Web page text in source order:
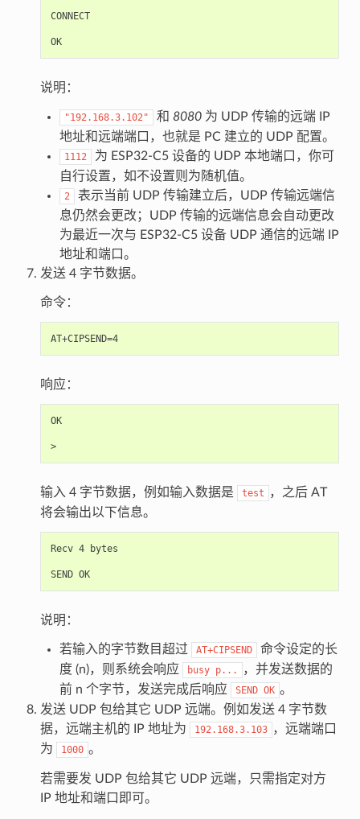
CONNECT
OK
说明：
"192.168.3.102" 和 8080为 UDP 传输的远端 IP
地址和远端端口，也就是 PC 建立的 UDP 配置。
1112
为 ESP32-C5 设备的 UDP 本地端口，你可
自行设置，如不设置则为随机值。
2
表示当前 UDP 传输建立后，UDP 传输远端信
息仍然会更改；UDP 传输的远端信息会自动更改
为最近一次与 ESP32-C5 设备 UDP 通信的远端 IP
地址和端口。
发送 4 字节数据。
命令：
AT+CIPSEND=4
响应：
OK
>
输入 4 字节数据，例如输入数据是 test
，之后 AT
将会输出以下信息。
Recv 4 bytes
SEND OK
说明：
若输入的字节数目超过 AT+CIPSEND
命令设定的长
度 (n)，则系统会响应
busy p...
，并发送数据的
前 n 个字节，发送完成后响应
SEND OK 。
发送 UDP 包给其它 UDP 远端。例如发送 4 字节数
据，远端主机的 IP 地址为
192.168.3.103 ，远端端口
为
1000 。
若需要发 UDP 包给其它 UDP 远端，只需指定对方
IP 地址和端口即可。